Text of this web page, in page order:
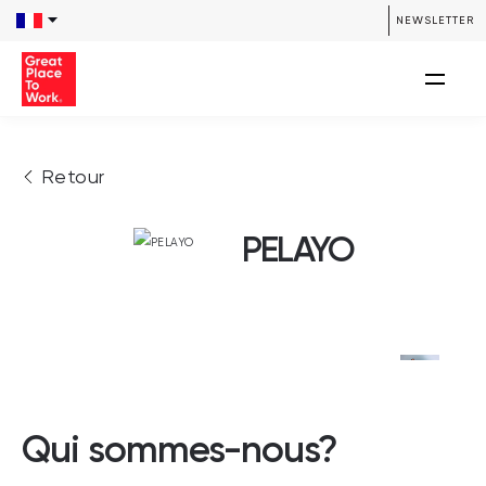
NEWSLETTER
Retour
PELAYO
Qui sommes-nous?